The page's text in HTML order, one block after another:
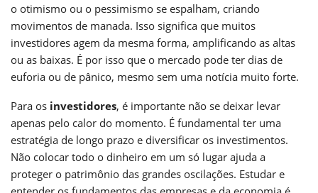
o otimismo ou o pessimismo se espalham, criando
movimentos de manada. Isso significa que muitos
investidores agem da mesma forma, amplificando as altas
ou as baixas. É por isso que o mercado pode ter dias de
euforia ou de pânico, mesmo sem uma notícia muito forte.
Para os investidores, é importante não se deixar levar
apenas pelo calor do momento. É fundamental ter uma
estratégia de longo prazo e diversificar os investimentos.
Não colocar todo o dinheiro em um só lugar ajuda a
proteger o patrimônio das grandes oscilações. Estudar e